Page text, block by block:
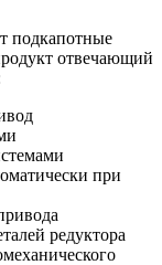
подкапотные
отвечающий
при
редуктора